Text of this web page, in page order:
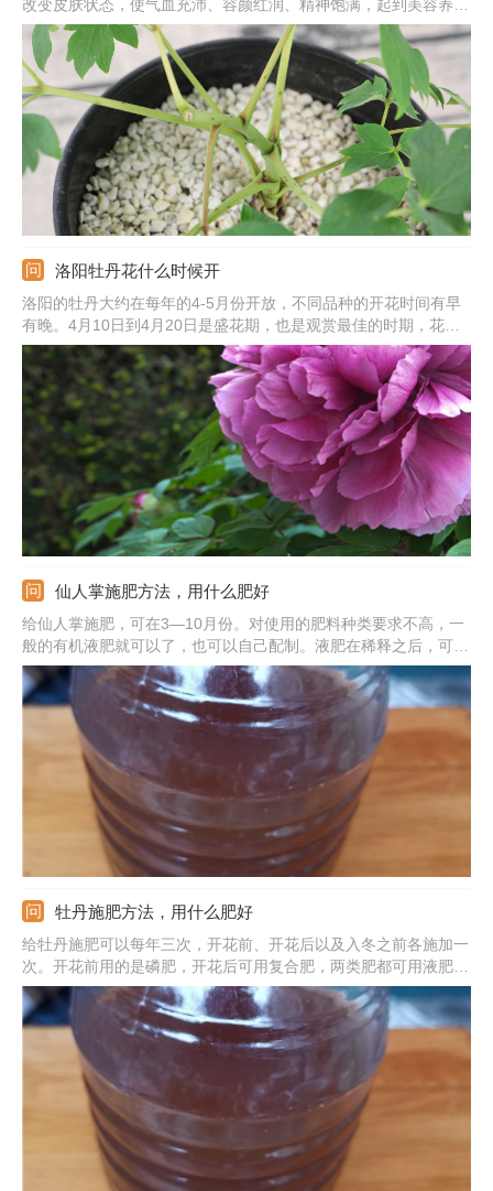
改变皮肤状态，使气血充沛、容颜红润、精神饱满，起到美容养颜
的作用。牡丹花也能镇痛，减轻月经疼痛、顺畅血液，含有微量铁
元素能减轻贫血。它也能起到清热解毒的作用，清除人体内的热
毒。还能降低血压，加快血液流动。
洛阳牡丹花什么时候开
洛阳的牡丹大约在每年的4-5月份开放，不同品种的开花时间有早
有晚。4月10日到4月20日是盛花期，也是观赏最佳的时期，花朵
色彩鲜艳、姿态优美，观赏性非常高。开花时间不是固定的，会根
据当年的气候情况和栽培方式有所变化。牡丹花开放持续时间不
长，约10天左右就会逐渐凋谢。
仙人掌施肥方法，用什么肥好
给仙人掌施肥，可在3—10月份。对使用的肥料种类要求不高，一
般的有机液肥就可以了，也可以自己配制。液肥在稀释之后，可以
倒在土壤的表面；施肥的频率别太高，春季和秋季一般每隔半个月
一次，夏季可在10天左右一次。需注意不要选择含盐太多的肥；冬
季不适合施肥。
牡丹施肥方法，用什么肥好
给牡丹施肥可以每年三次，开花前、开花后以及入冬之前各施加一
次。开花前用的是磷肥，开花后可用复合肥，两类肥都可用液肥，
入冬之前用固体堆肥比较好。液肥需要稀释一下，然后在施加在土
壤的表面，堆肥直接混入土壤或者施加在土壤表面。需注意施肥的
时间最好是在早上或是傍晚，温度太高的时候不适宜施肥。